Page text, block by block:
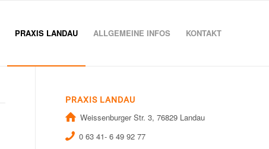
PRAXIS LANDAU ALLGEMEINE INFOS KONTAKT
PRAXIS LANDAU
Weissenburger Str. 3, 76829 Landau
0 63 41- 6 49 92 77